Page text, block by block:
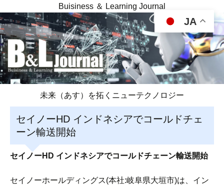
Buisiness ＆ Learning Journal
未来（あす）を拓くニューテクノロジー
セイノーHD インドネシアでコールドチェ
ーン輸送開始
セイノーHD インドネシアでコールドチェーン輸送開始
セイノーホールディングス(本社:岐阜県大垣市)は、イン
JA